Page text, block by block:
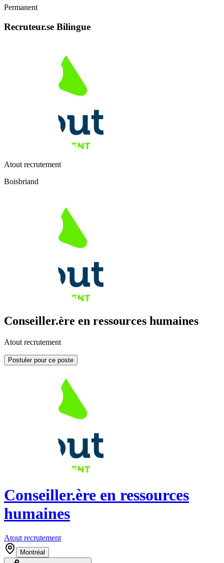
Permanent
Recruteur.se Bilingue
Atout recrutement
Boisbriand
Conseiller.ère en ressources humaines
Atout recrutement
Postuler pour ce poste
Conseiller.ère en ressources
humaines
Atout recrutement
Montréal